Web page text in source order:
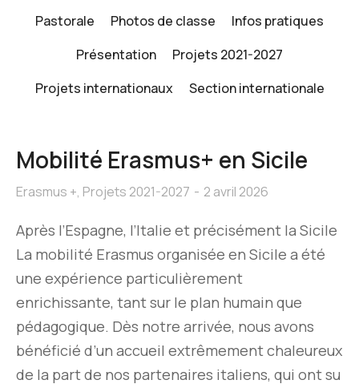
Pastorale
Photos de classe
Infos pratiques
Présentation
Projets 2021-2027
Projets internationaux
Section internationale
Mobilité Erasmus+ en Sicile
Erasmus +, Projets 2021-2027 2 avril 2026
Après l’Espagne, l’Italie et précisément la Sicile
La mobilité Erasmus organisée en Sicile a été
une expérience particulièrement
enrichissante, tant sur le plan humain que
pédagogique. Dès notre arrivée, nous avons
bénéficié d’un accueil extrêmement chaleureux
de la part de nos partenaires italiens, qui ont su